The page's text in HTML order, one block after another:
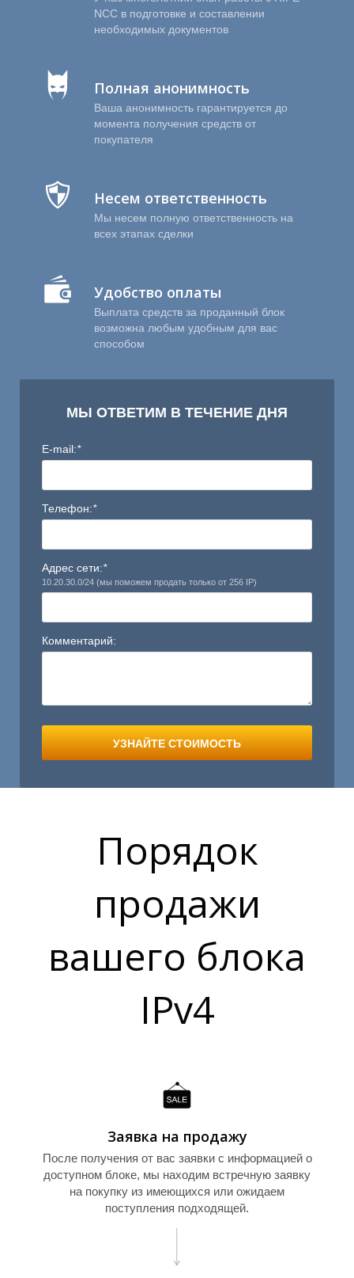
Р
Ы
Т
NCC в подготовке и составлении
необходимых документов
Полная анонимность
Ваша анонимность гарантируется до
момента получения средств от
покупателя
Несем ответственность
Мы несем полную ответственность на
всех этапах сделки
Удобство оплаты
Выплата средств за проданный блок
возможна любым удобным для вас
способом
МЫ ОТВЕТИМ В ТЕЧЕНИЕ ДНЯ
E-mail:*
Телефон:*
Адрес сети:*
10.20.30.0/24 (мы поможем продать только от 256 IP)
Комментарий:
УЗНАЙТЕ СТОИМОСТЬ
Порядок
продажи
вашего блока
IPv4
Заявка на продажу
После получения от вас заявки с информацией о
доступном блоке, мы находим встречную заявку
на покупку из имеющихся или ожидаем
поступления подходящей.